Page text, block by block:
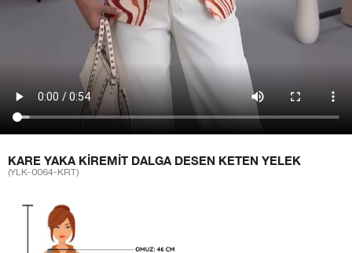
KARE YAKA KIREMIT DALGA DESEN KETEN YELEK
(YLK-0064-KRT)